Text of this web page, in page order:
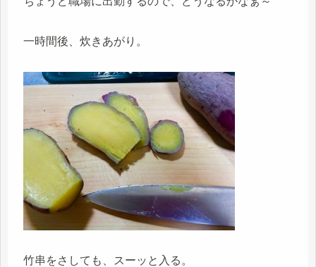
一時間後、炊きあがり。
竹串をさしても、スーッと入る。